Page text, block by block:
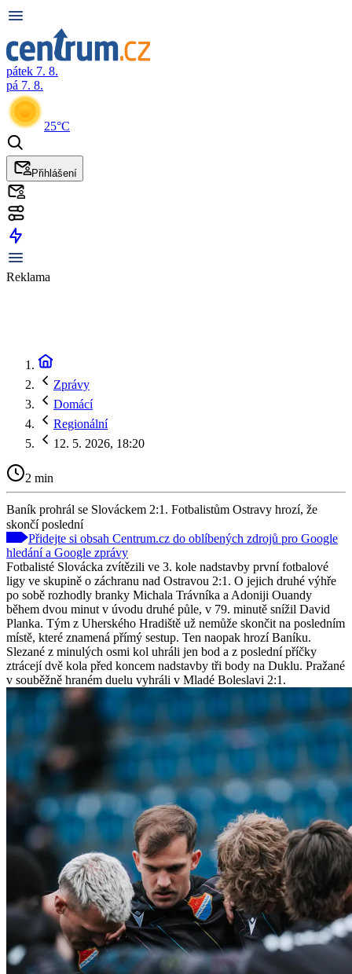
pátek 7. 8.
pá 7. 8.
25°C
Přihlášení
Reklama
Zprávy
Domácí
Regionální
12. 5. 2026, 18:20
2 min
Baník prohrál se Slováckem 2:1. Fotbalistům Ostravy hrozí, že
skončí poslední
Přidejte si obsah Centrum.cz do oblíbených zdrojů pro Google
hledání a Google zprávy
Fotbalisté Slovácka zvítězili ve 3. kole nadstavby první fotbalové
ligy ve skupině o záchranu nad Ostravou 2:1. O jejich druhé výhře
po sobě rozhodly branky Michala Trávníka a Adoniji Ouandy
během dvou minut v úvodu druhé půle, v 79. minutě snížil David
Planka. Tým z Uherského Hradiště už nemůže skončit na posledním
místě, které znamená přímý sestup. Ten naopak hrozí Baníku.
Slezané z minulých osmi kol uhráli jen bod a z poslední příčky
ztrácejí dvě kola před koncem nadstavby tři body na Duklu. Pražané
v souběžně hraném duelu vyhráli v Mladé Boleslavi 2:1.